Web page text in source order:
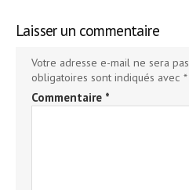
Laisser un commentaire
Votre adresse e-mail ne sera
obligatoires sont indiqués avec *
Commentaire *